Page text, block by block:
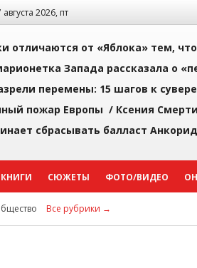
августа 2026, пт
отличаются от «Яблока» тем,
Запада рассказала о
перемены: 15 шагов к
пожар Европы / Ксения
сбрасывать балласт
КНИГИ СЮЖЕТЫ ФОТО/ВИДЕО
Все рубрики →